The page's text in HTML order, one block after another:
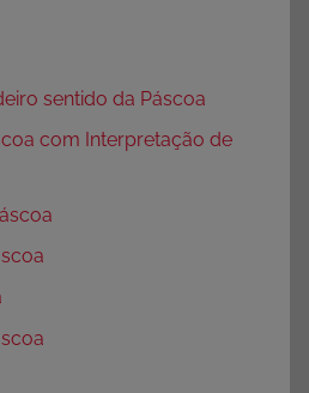
sentido da Páscoa
com Interpretação de